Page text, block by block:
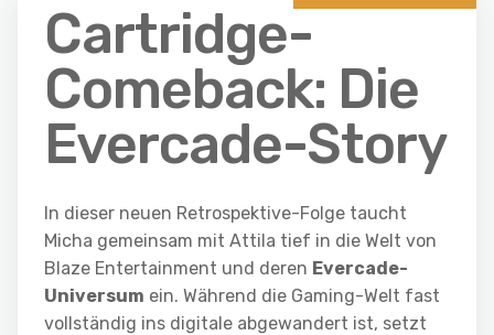
Cartridge-
Comeback: Die
Evercade-Story
In dieser neuen Retrospektive-Folge taucht
Micha gemeinsam mit Attila tief in die Welt von
Blaze Entertainment und deren Evercade-
Universum ein. Während die Gaming-Welt fast
vollständig ins digitale abgewandert ist, setzt